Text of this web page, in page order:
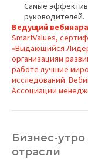
Самые
руководителей.
Ведущий
SmartValues,
«Выдающийся
организациям
работе лучшие
исследований.
Ассоциации
Бизнес-
отрасли